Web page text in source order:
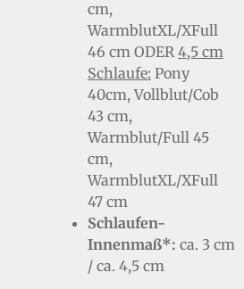
cm,
WarmblutXL/XFull
46 cm ODER 4,5 cm
Schlaufe: Pony
40cm, Vollblut/Cob
43 cm,
Warmblut/Full 45
cm,
WarmblutXL/XFull
47 cm
Schlaufen-
Innenmaß*: ca. 3 cm
/ ca. 4,5 cm